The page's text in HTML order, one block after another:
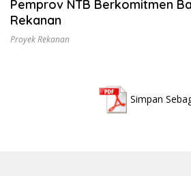
Pemprov NTB Berkomitmen
Rekanan
Proyek Rekanan
Simpan